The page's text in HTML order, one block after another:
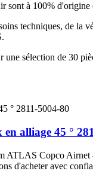
à 100% d'origine
techniques, de la
sélection de 30
alliage 45 °
ATLAS Copco
d'acheter avec